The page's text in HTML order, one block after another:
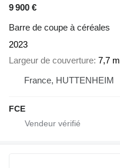
9 900 €
Barre de coupe à céréales
2023
Largeur de couverture 7,7 m
France, HUTTENHEIM
FCE